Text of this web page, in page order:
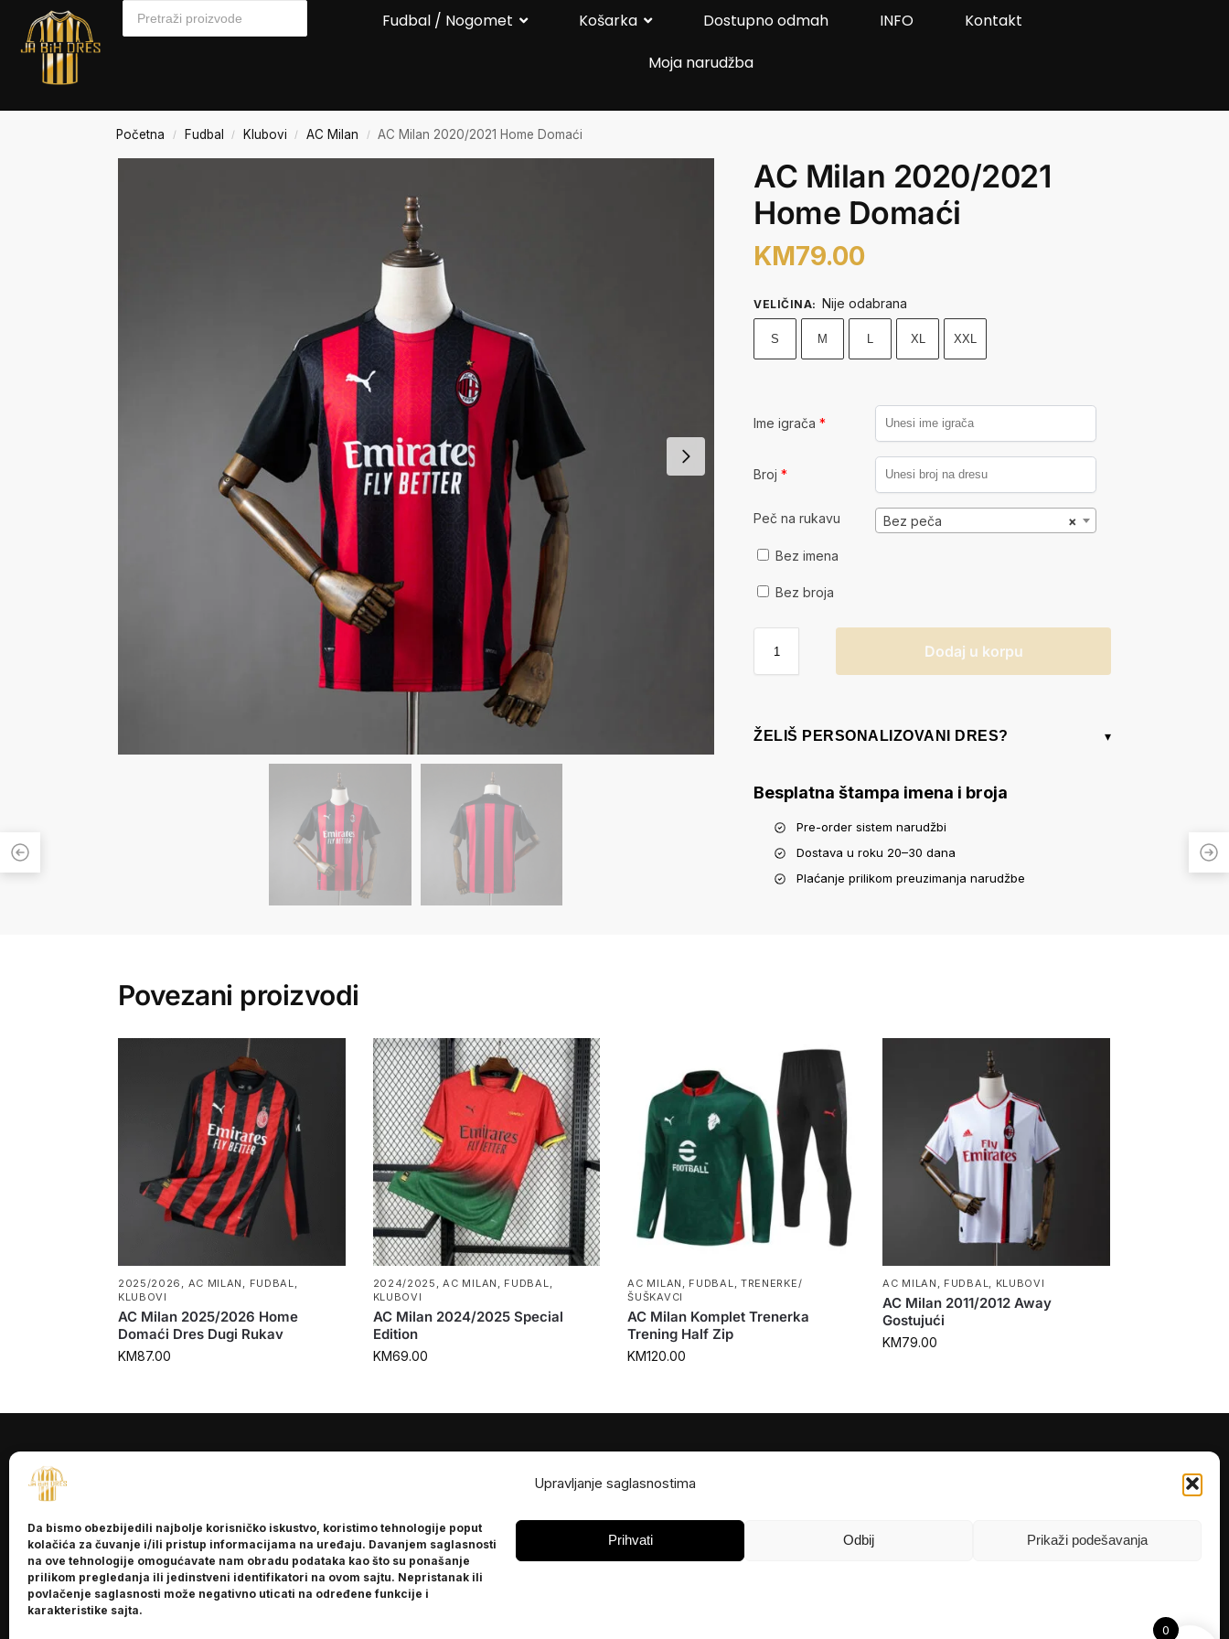
Upravljanje saglasnostima
Da bismo obezbijedili najbolje korisničko iskustvo, koristimo tehnologije poput
kolačića za čuvanje i/ili pristup informacijama na uređaju. Davanjem saglasnosti
na ove tehnologije omogućavate nam obradu podataka kao što su ponašanje
prilikom pregledanja ili jedinstveni identifikatori na ovom sajtu. Nepristanak ili
povlačenje saglasnosti može negativno uticati na određene funkcije i
karakteristike sajta.
Prihvati Odbij Prikaži podešavanja
Fudbal / Nogomet Košarka Dostupno odmah INFO
Kontakt
Moja narudžba
Početna / Fudbal / Klubovi / AC Milan / AC Milan 2020/2021 Home Domaći
AC Milan 2020/2021
Home Domaći
KM79.00
VELIČINA: Nije odabrana
S M L XL XXL
Ime igrača*
Broj*
Peč na rukavu ×
Bez peča
Bez imena
Bez broja
Dodaj u korpu
ŽELIŠ PERSONALIZOVANI DRES? ▾
Besplatna štampa imena i broja
Pre-order sistem narudžbi
Dostava u roku 20–30 dana
Plaćanje prilikom preuzimanja narudžbe
Povezani proizvodi
2025/2026 , AC MILAN , FUDBAL,
KLUBOVI
AC Milan 2025/2026 Home
Domaći Dres Dugi Rukav
KM87.00
2024/2025 ,AC MILAN , FUDBAL,
KLUBOVI
AC Milan 2024/2025 Special
Edition
KM69.00
AC MILAN , FUDBAL, TRENERKE/
ŠUŠKAVCI
AC Milan Komplet Trenerka
Trening Half Zip
KM120.00
AC MILAN , FUDBAL, KLUBOVI
AC Milan 2011/2012 Away
Gostujući
KM79.00
Kontakt
POMOĆ
Politika privatnosti
0